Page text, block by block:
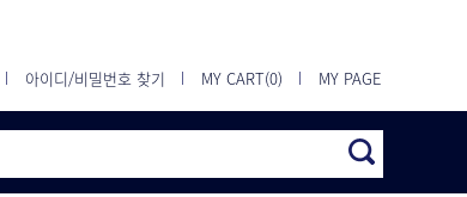
아이디/비밀번호 찾기 MY CART(0) MY PAGE